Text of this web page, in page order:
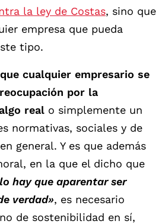
la ley de Costas, sino que
empresa que pueda
tipo.
cualquier empresario se
por la
real o simplemente un
normativas, sociales y de
general. Y es que además
en la que el dicho que
hay que aparentar ser
verdad», es necesario
de sostenibilidad en sí,